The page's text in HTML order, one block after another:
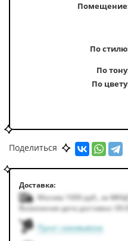
Помещение
По стилю
По тону
По цвету
Поделиться
Доставка:
Москва 1000руб. за
Возможная дата доставки:
Пункт самовывоза